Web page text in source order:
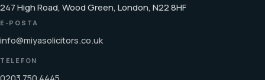
247 High Road, Wood Green, London, N22 8HF
E-POSTA
info@miyasolicitors.co.uk
TELEFON
0203 750 4445